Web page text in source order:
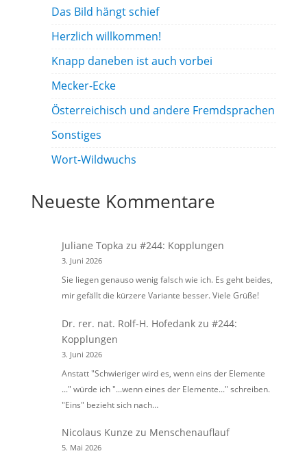
Das Bild hängt schief
Herzlich willkommen!
Knapp daneben ist auch vorbei
Mecker-Ecke
Österreichisch und andere Fremdsprachen
Sonstiges
Wort-Wildwuchs
Neueste Kommentare
Juliane Topka zu#244: Kopplungen
3. Juni 2026
Sie liegen genauso wenig falsch wie ich. Es geht beides,
mir gefällt die kürzere Variante besser. Viele Grüße!
Dr. rer. nat. Rolf-H. Hofedank zu#244:
Kopplungen
3. Juni 2026
Anstatt "Schwieriger wird es, wenn eins der Elemente
..." würde ich "...wenn eines der Elemente..." schreiben.
"Eins" bezieht sich nach…
Nicolaus Kunze zu Menschenauflauf
5. Mai 2026